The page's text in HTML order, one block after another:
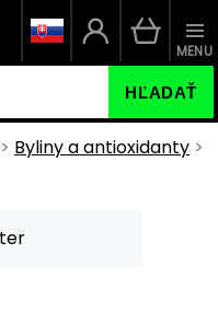
HĽADAŤ
MENU
Byliny a antioxidanty